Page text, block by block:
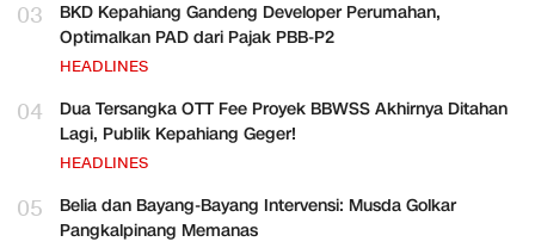
03
BKD Kepahiang Gandeng Developer Perumahan,
Optimalkan PAD dari Pajak PBB-P2
HEADLINES
04
Dua Tersangka OTT Fee Proyek BBWSS Akhirnya Ditahan
Lagi, Publik Kepahiang Geger!
HEADLINES
05
Belia dan Bayang-Bayang Intervensi: Musda Golkar
Pangkalpinang Memanas